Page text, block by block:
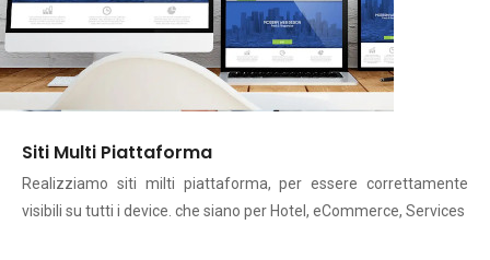
Siti Multi Piattaforma
Realizziamo siti milti piattaforma, per essere correttamente
visibili su tutti i device. che siano per Hotel, eCommerce, Services